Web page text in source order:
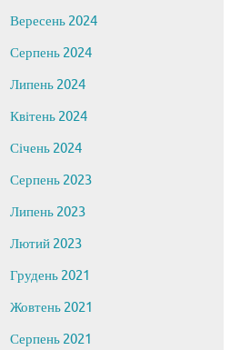
Вересень 2024
Серпень 2024
Липень 2024
Квітень 2024
Січень 2024
Серпень 2023
Липень 2023
Лютий 2023
Грудень 2021
Жовтень 2021
Серпень 2021